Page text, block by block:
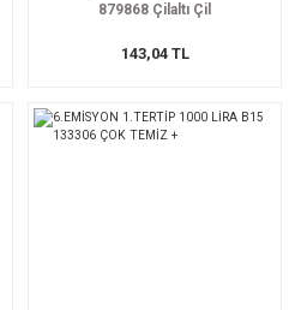
879868 Çilaltı Çil
143,04 TL